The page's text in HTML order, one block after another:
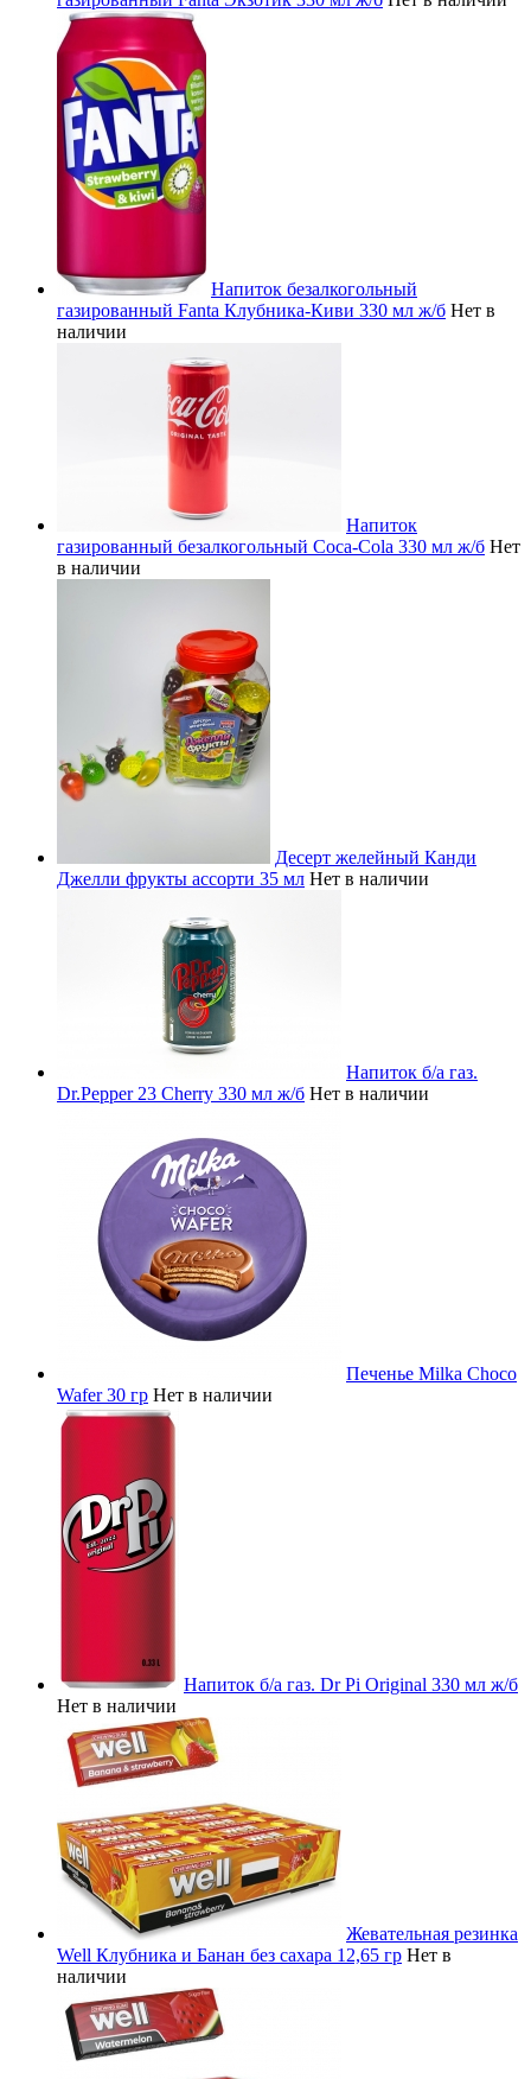
Напиток безалкогольный
газированный Fanta Клубника-Киви 330 мл ж/б Нет в
наличии
Напиток
газированный безалкогольный Coca-Cola 330 мл ж/б Нет
в наличии
Десерт желейный Канди
Джелли фрукты ассорти 35 мл Нет в наличии
Напиток б/а газ.
Dr.Pepper 23 Cherry 330 мл ж/б Нет в наличии
Печенье Milka Choco
Wafer 30 гр Нет в наличии
Напиток б/а газ. Dr Pi Original 330 мл ж/б
Нет в наличии
Жевательная резинка
Well Клубника и Банан без сахара 12,65 гр Нет в
наличии